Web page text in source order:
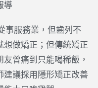
導
事服務業，但齒列不
想做矯正；但傳統矯正
曾痛到只能喝稀飯，
建議採用隱形矯正改善